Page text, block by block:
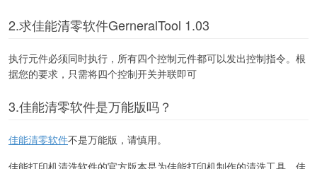
2.求佳能清零软件GerneralTool 1.03
执行元件必须同时执行，所有四个控制元件都可以发出控制指令。根
据您的要求，只需将四个控制开关并联即可
3.佳能清零软件是万能版吗？
佳能清零软件不是万能版，请慎用。
佳能打印机清洗软件的官方版本是为佳能打印机制作的清洗工具。佳